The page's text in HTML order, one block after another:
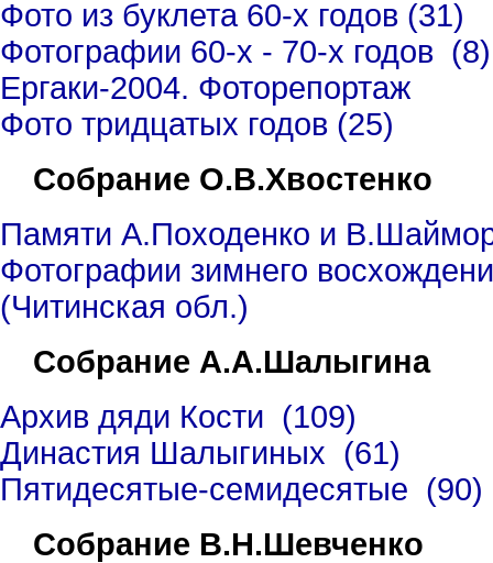
Фото из буклета 60-х годов (31)
Фотографии 60-х - 70-х годов (8)
Ергаки-2004. Фоторепортаж
Фото тридцатых годов (25)
Собрание О.В.Хвостенко
Памяти А.Походенко и
Фотографии зимнего
(Читинская обл.)
Собрание А.А.Шалыгина
Архив дяди Кости (109)
Династия Шалыгиных (61)
Пятидесятые-семидесятые (90)
Собрание В.Н.Шевченко